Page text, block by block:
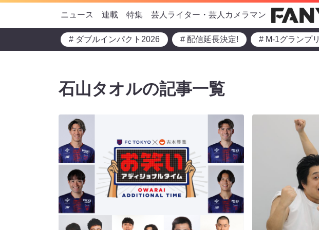
ニュース 連載 特集 芸人ライター・芸人カメラマン
# ダブルインパクト2026 # 配信延長決定! # M-1グランプリ
石山タオルの記事一覧